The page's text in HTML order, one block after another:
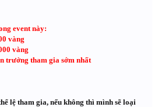
event này:
vàng
vàng
trưởng tham gia sớm nhất
lệ tham gia, nếu không thì mình sẽ loại